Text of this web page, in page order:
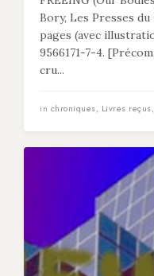
Bory, Les Presses
pages (avec
9566171-7-4.
cru...
in chroniques, Livres reçus,